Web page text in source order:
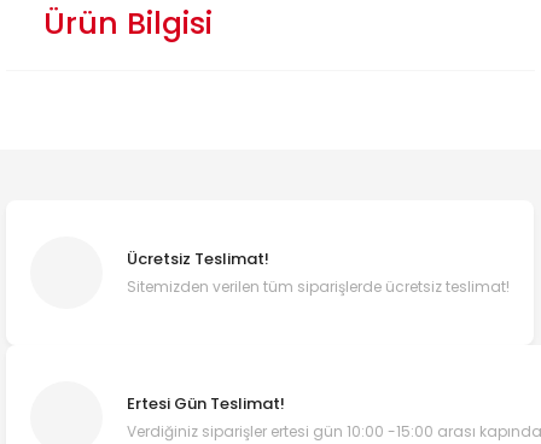
Ürün Bilgisi
Ücretsiz Teslimat!
Sitemizden verilen tüm siparişlerde ücretsiz teslimat!
Ertesi Gün Teslimat!
Verdiğiniz siparişler ertesi gün 10:00 -15:00 arası